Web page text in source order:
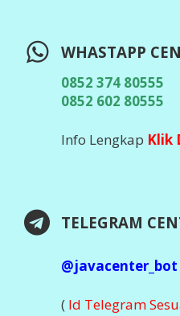
WHASTAPP
0852 374 80555
0852 602 80555
Info Lengkap Klik
TELEGRAM
@javacenter_bot
( Id Telegram